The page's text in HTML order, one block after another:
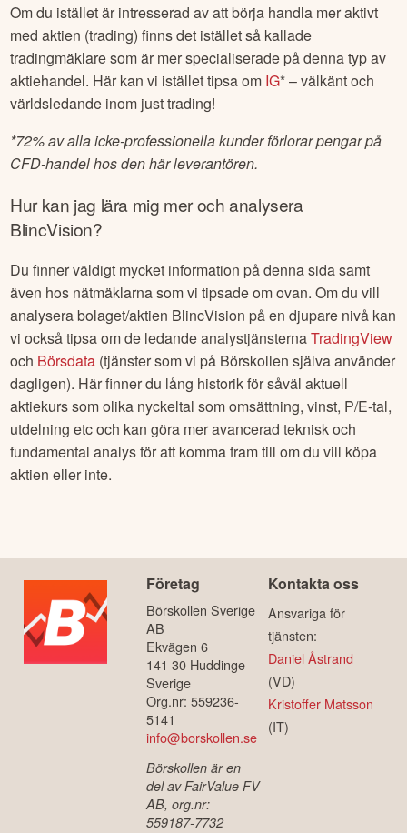
Om du istället är intresserad av att börja handla mer aktivt
med aktien (trading) finns det istället så kallade
tradingmäklare som är mer specialiserade på denna typ av
aktiehandel. Här kan vi istället tipsa om IG* – välkänt och
världsledande inom just trading!
*72% av alla icke-professionella kunder förlorar pengar på
CFD-handel hos den här leverantören.
Hur kan jag lära mig mer och analysera
BlincVision?
Du finner väldigt mycket information på denna sida samt
även hos nätmäklarna som vi tipsade om ovan. Om du vill
analysera bolaget/aktien BlincVision på en djupare nivå kan
vi också tipsa om de ledande analystjänsternaTradingView
och Börsdata (tjänster som vi på Börskollen själva använder
dagligen). Här finner du lång historik för såväl aktuell
aktiekurs som olika nyckeltal som omsättning, vinst, P/E-tal,
utdelning etc och kan göra mer avancerad teknisk och
fundamental analys för att komma fram till om du vill köpa
aktien eller inte.
Företag
Börskollen Sverige
AB
Ekvägen 6
141 30 Huddinge
Sverige
Org.nr: 559236-
5141
info@borskollen.se
Börskollen är en
del av FairValue FV
AB, org.nr:
559187-7732
Kontakta oss
Ansvariga för
tjänsten:
Daniel Åstrand
(VD)
Kristoffer Matsson
(IT)